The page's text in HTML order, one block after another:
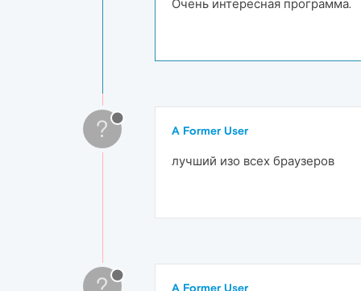
Очень интересная программа.
? A Former User
лучший изо всех браузеров
A Former User